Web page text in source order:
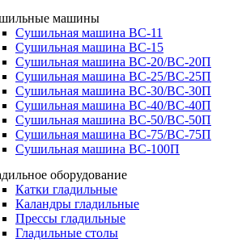
машины
Сушильная машина ВС-11
Сушильная машина ВС-15
Сушильная машина ВС-20/ВС-20П
Сушильная машина ВС-25/ВС-25П
Сушильная машина ВС-30/ВС-30П
Сушильная машина ВС-40/ВС-40П
Сушильная машина ВС-50/ВС-50П
Сушильная машина ВС-75/ВС-75П
Сушильная машина ВС-100П
оборудование
Катки гладильные
Каландры гладильные
Прессы гладильные
Гладильные столы